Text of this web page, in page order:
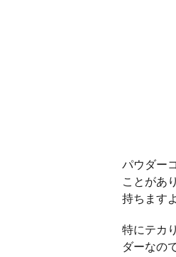
パウダー
ことがあ
持ちます
特にテカ
ダーなの